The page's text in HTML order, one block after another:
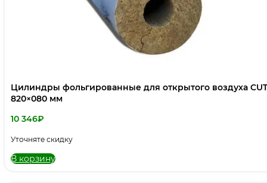
Цилиндры фольгированные для открытого воздуха
820×080 мм
10 346₽
Уточняте скидку
В корзину